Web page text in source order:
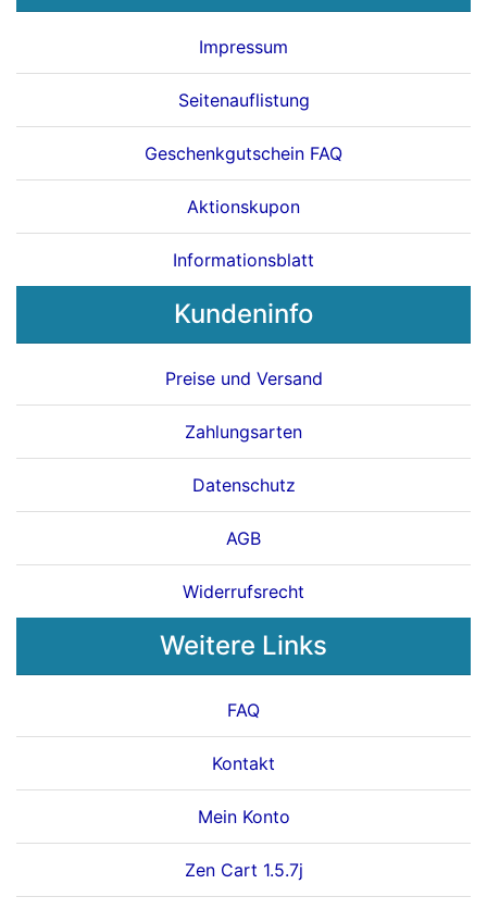
Impressum
Seitenauflistung
Geschenkgutschein FAQ
Aktionskupon
Informationsblatt
Kundeninfo
Preise und Versand
Zahlungsarten
Datenschutz
AGB
Widerrufsrecht
Weitere Links
FAQ
Kontakt
Mein Konto
Zen Cart 1.5.7j